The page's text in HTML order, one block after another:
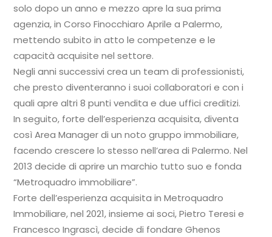
solo dopo un anno e mezzo apre la sua prima
agenzia, in Corso Finocchiaro Aprile a Palermo,
mettendo subito in atto le competenze e le
capacità acquisite nel settore.
Negli anni successivi crea un team di professionisti,
che presto diventeranno i suoi collaboratori e con i
quali apre altri 8 punti vendita e due uffici creditizi.
In seguito, forte dell’esperienza acquisita, diventa
così Area Manager di un noto gruppo immobiliare,
facendo crescere lo stesso nell’area di Palermo. Nel
2013 decide di aprire un marchio tutto suo e fonda
“Metroquadro immobiliare”.
Forte dell’esperienza acquisita in Metroquadro
Immobiliare, nel 2021, insieme ai soci, Pietro Teresi e
Francesco Ingrascì, decide di fondare Ghenos